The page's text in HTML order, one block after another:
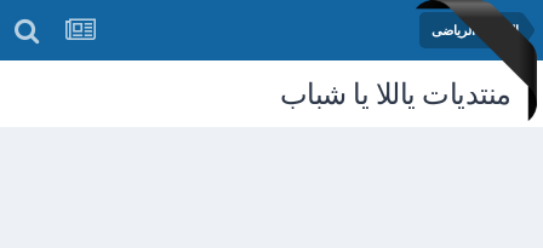
المنتدى الرياضى
منتديات ياللا يا شباب